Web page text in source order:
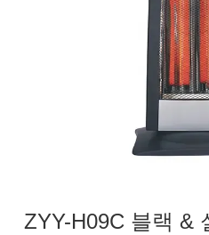
ZYY-H09C 블랙 &